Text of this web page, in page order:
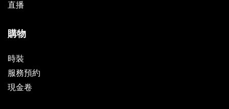
直播
購物
時裝
服務預約
現金卷